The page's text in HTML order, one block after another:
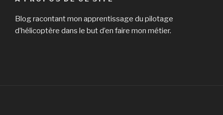
Blog racontant mon apprentissage du pilotage
d’hélicoptère dans le but d’en faire mon métier.